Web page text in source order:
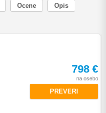
Ocene
Opis
798 €
na osebo
PREVERI